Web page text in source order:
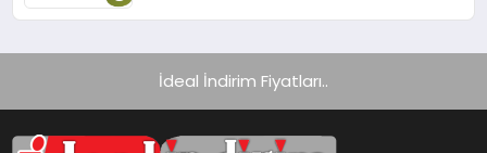
İdeal İndirim Fiyatları..